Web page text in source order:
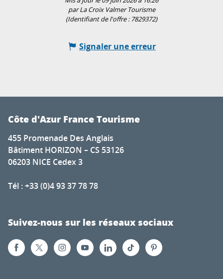
par La Croix Valmer Tourisme
(Identifiant de l'offre : 7829372)
Signaler une erreur
Côte d'Azur France Tourisme
455 Promenade Des Anglais
Bâtiment HORIZON – CS 53126
06203 NICE Cedex 3
Tél : +33 (0)4 93 37 78 78
Suivez-nous sur les réseaux sociaux